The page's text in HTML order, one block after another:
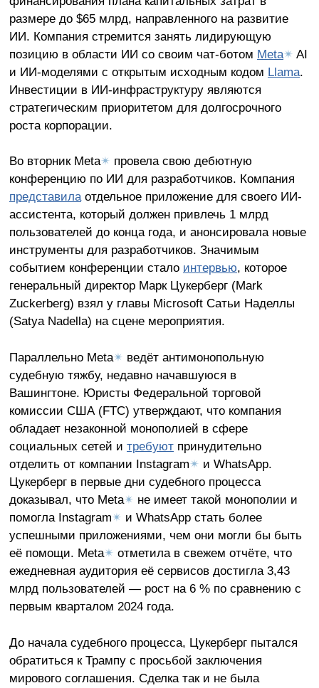
размере до $65 млрд, направленного на развитие
ИИ. Компания стремится занять лидирующую
позицию в области ИИ со своим чат-ботом Meta✴ AI
и ИИ-моделями с открытым исходным кодом Llama.
Инвестиции в ИИ-инфраструктуру являются
стратегическим приоритетом для долгосрочного
роста корпорации.
Во вторник Meta✴ провела свою дебютную
конференцию по ИИ для разработчиков. Компания
представилаотдельное приложение для своего ИИ-
ассистента, который должен привлечь 1 млрд
пользователей до конца года, и анонсировала новые
инструменты для разработчиков. Значимым
событием конференции стало интервью, которое
генеральный директор Марк Цукерберг (Mark
Zuckerberg) взял у главы Microsoft Сатьи Наделлы
(Satya Nadella) на сцене мероприятия.
Параллельно Meta✴ ведёт антимонопольную
судебную тяжбу, недавно начавшуюся в
Вашингтоне. Юристы Федеральной торговой
комиссии США (FTC) утверждают, что компания
обладает незаконной монополией в сфере
социальных сетей и требуютпринудительно
отделить от компании Instagram✴ и WhatsApp.
Цукерберг в первые дни судебного процесса
доказывал, что Meta✴ не имеет такой монополии и
помогла Instagram✴ и WhatsApp стать более
успешными приложениями, чем они могли бы быть
её помощи. Meta✴ отметила в свежем отчёте, что
ежедневная аудитория её сервисов достигла 3,43
млрд пользователей — рост на 6 % по сравнению с
первым кварталом 2024 года.
До начала судебного процесса, Цукерберг пытался
обратиться к Трампу с просьбой заключения
мирового соглашения. Сделка так и не была